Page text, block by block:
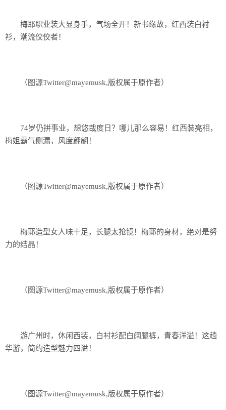
梅耶职业装大显身手，气场全开！新书缘故，红西装白衬
衫，潮流佼佼者！
（图源Twitter@mayemusk,版权属于原作者）
74岁仍拼事业，想悠哉度日？哪儿那么容易！红西装亮相，
梅姐霸气侧漏，风度翩翩！
（图源Twitter@mayemusk,版权属于原作者）
梅耶造型女人味十足，长腿太抢镜！梅耶的身材，绝对是努
力的结晶！
（图源Twitter@mayemusk,版权属于原作者）
游广州时，休闲西装，白衬衫配白阔腿裤，青春洋溢！这趟
华游，简约造型魅力四溢！
（图源Twitter@mayemusk,版权属于原作者）